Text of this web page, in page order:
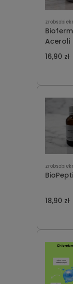
Aceroli
16,90 zł
18,90 zł